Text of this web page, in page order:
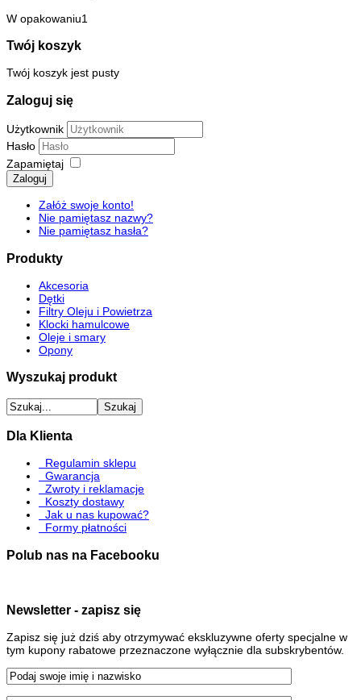
W opakowaniu1
Twój koszyk
Twój koszyk jest pusty
Zaloguj się
Użytkownik
Hasło
Zapamiętaj
Zaloguj
Załóż swoje konto!
Nie pamiętasz nazwy?
Nie pamiętasz hasła?
Produkty
Akcesoria
Dętki
Filtry Oleju i Powietrza
Klocki hamulcowe
Oleje i smary
Opony
Wyszukaj produkt
Dla Klienta
Regulamin sklepu
Gwarancja
Zwroty i reklamacje
Koszty dostawy
Jak u nas kupować?
Formy płatności
Polub nas na Facebooku
Newsletter - zapisz się
Zapisz się już dziś aby otrzymywać ekskluzywne oferty specjalne w
tym kupony rabatowe przeznaczone wyłącznie dla subskrybentów.